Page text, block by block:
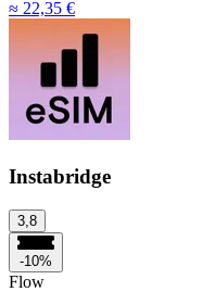
≈ 22,35 €
Instabridge
3,8
-10%
Flow